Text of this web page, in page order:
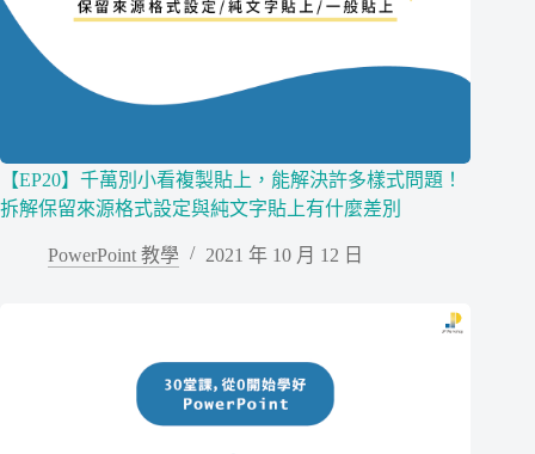
【EP20】千萬別小看複製貼上，能解決許多樣式問題！
拆解保留來源格式設定與純文字貼上有什麼差別
PowerPoint 教學 2021 年 10 月 12 日